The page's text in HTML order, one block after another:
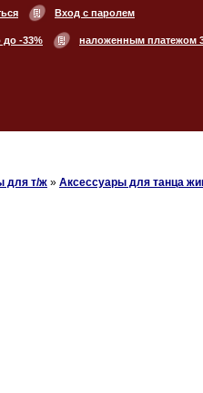
Вход с паролем
до -33% наложенным платежом
для т/ж » Аксессуары для танца